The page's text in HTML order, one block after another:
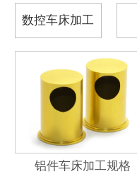
数控车床加工
铝件车床加工规格